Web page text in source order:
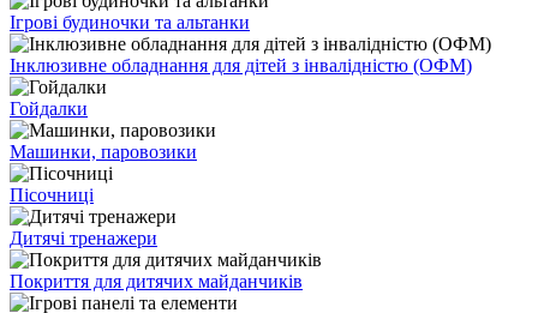
Ігрові будиночки та альтанки
Інклюзивне обладнання для дітей з інвалідністю (ОФМ)
Гойдалки
Машинки, паровозики
Пісочниці
Дитячі тренажери
Покриття для дитячих майданчиків